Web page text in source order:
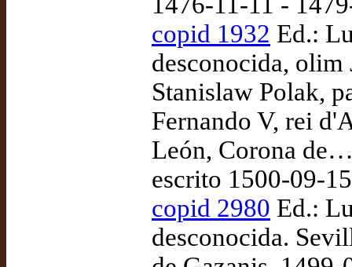
copid 1932 Ed.:
desconocida, olim
Stanislaw Polak,
Fernando V, rei
León, Corona
escrito 1500-09-
copid 2980 Ed.:
desconocida.